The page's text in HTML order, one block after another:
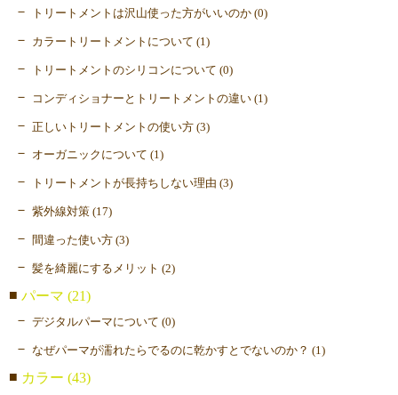
トリートメントは沢山使った方がいいのか (0)
カラートリートメントについて (1)
トリートメントのシリコンについて (0)
コンディショナーとトリートメントの違い (1)
正しいトリートメントの使い方 (3)
オーガニックについて (1)
トリートメントが長持ちしない理由 (3)
紫外線対策 (17)
間違った使い方 (3)
髪を綺麗にするメリット (2)
パーマ (21)
デジタルパーマについて (0)
なぜパーマが濡れたらでるのに乾かすとでないのか？ (1)
カラー (43)